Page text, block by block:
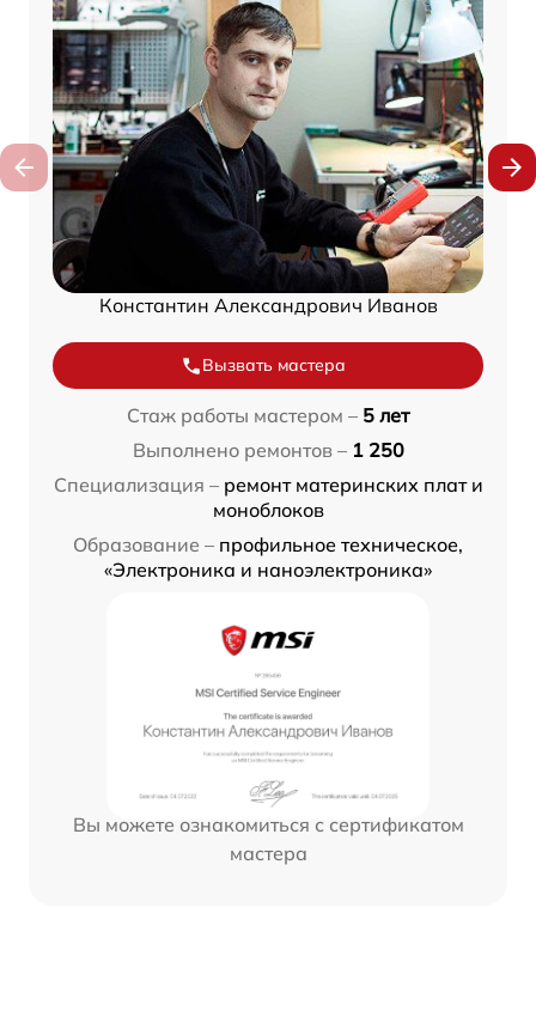
Константин Александрович Иванов
Вызвать мастера
Стаж работы мастером – 5 лет
Выполнено ремонтов – 1 250
Специализация – ремонт материнских плат и
моноблоков
Образование – профильное техническое,
«Электроника и наноэлектроника»
Вы можете ознакомиться с сертификатом
мастера